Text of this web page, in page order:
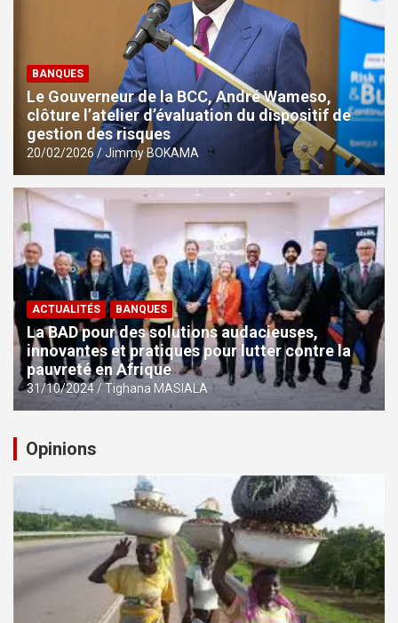
BANQUES
Le Gouverneur de la BCC, André Wameso,
clôture l’atelier d’évaluation du dispositif de
gestion des risques
20/02/2026 Jimmy BOKAMA
ACTUALITÉS BANQUES
La BAD pour des solutions audacieuses,
innovantes et pratiques pour lutter contre la
pauvreté en Afrique
31/10/2024 Tighana MASIALA
Opinions